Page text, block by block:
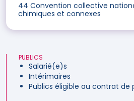
44 Convention collective
chimiques et connexes
PUBLICS
Salarié(e)s
Intérimaires
Publics éligible au contrat de